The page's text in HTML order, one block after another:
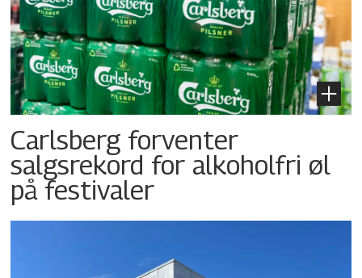
Carlsberg forventer
salgsrekord for alkoholfri øl
på festivaler